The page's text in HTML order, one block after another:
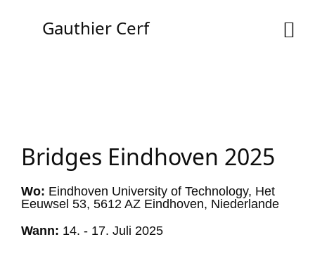
Gauthier Cerf
Bridges Eindhoven 2025
Wo: Eindhoven University of Technology, Het
Eeuwsel 53, 5612 AZ Eindhoven, Niederlande
Wann: 14. - 17. Juli 2025